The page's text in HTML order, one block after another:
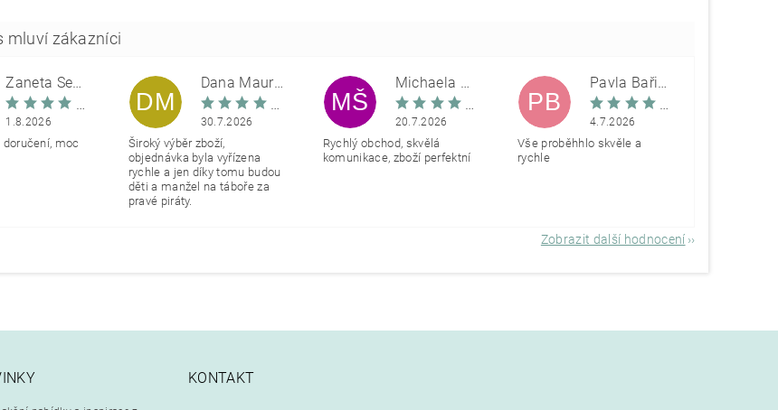
Žaneta Šemberová
1.8.2026
moc
DM
Dana Maurerová
30.7.2026
Široký výběr zboží,
objednávka byla vyřízena
rychle a jen díky tomu budou
děti a manžel na táboře za
pravé piráty.
MŠ
Michaela Škovranová
20.7.2026
Rychlý obchod, skvělá
komunikace, zboží perfektní
PB
Pavla Bařinová
4.7.2026
Vše proběhhlo skvěle a
rychle
Zobrazit další hodnocení
KONTAKT